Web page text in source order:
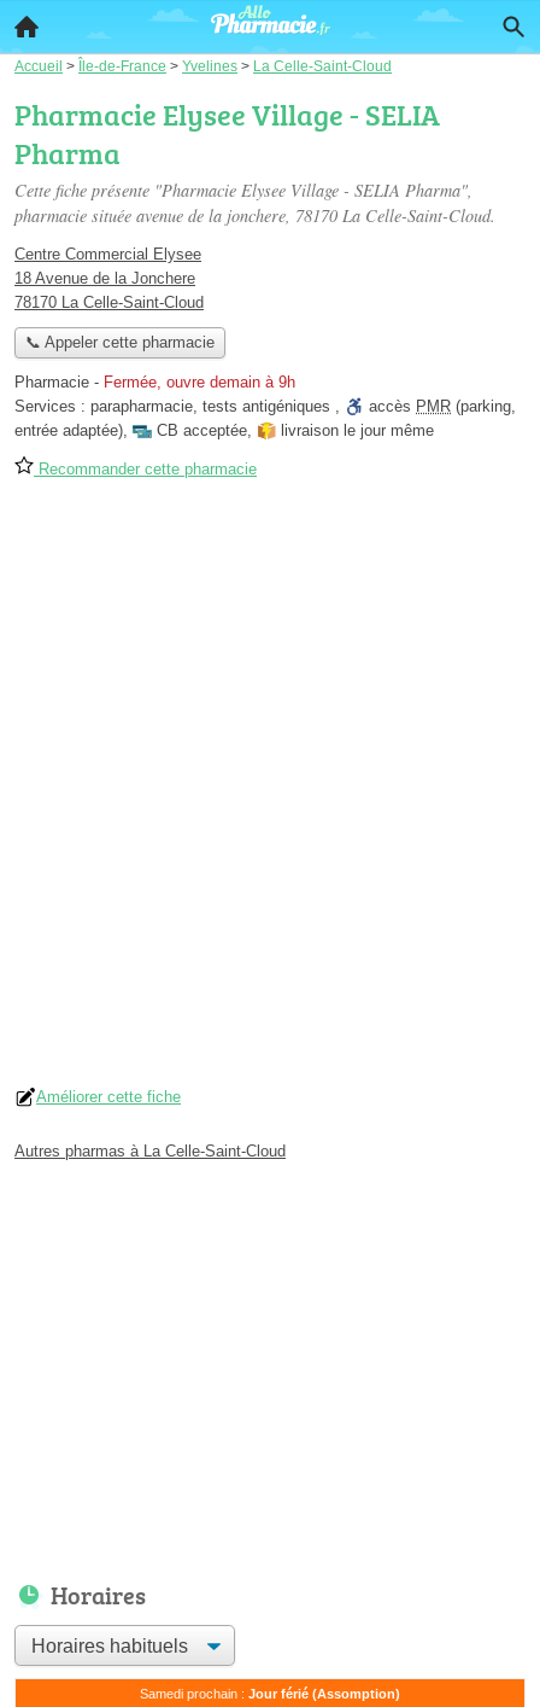
Accueil > Île-de-France > Yvelines > La Celle-Saint-Cloud
Pharmacie Elysee Village - SELIA
Pharma
Cette fiche présente "Pharmacie Elysee Village - SELIA Pharma",
pharmacie située avenue de la jonchere, 78170 La Celle-Saint-Cloud.
Centre Commercial Elysee
18 Avenue de la Jonchere
78170 La Celle-Saint-Cloud
📞 Appeler cette pharmacie
Pharmacie - Fermée, ouvre demain à 9h
Services : parapharmacie, tests antigéniques , accès PMR (parking,
entrée adaptée), CB acceptée, livraison le jour même
Recommander cette pharmacie
Améliorer cette fiche
Autres pharmas à La Celle-Saint-Cloud
Horaires
Samedi prochain : Jour férié (Assomption)